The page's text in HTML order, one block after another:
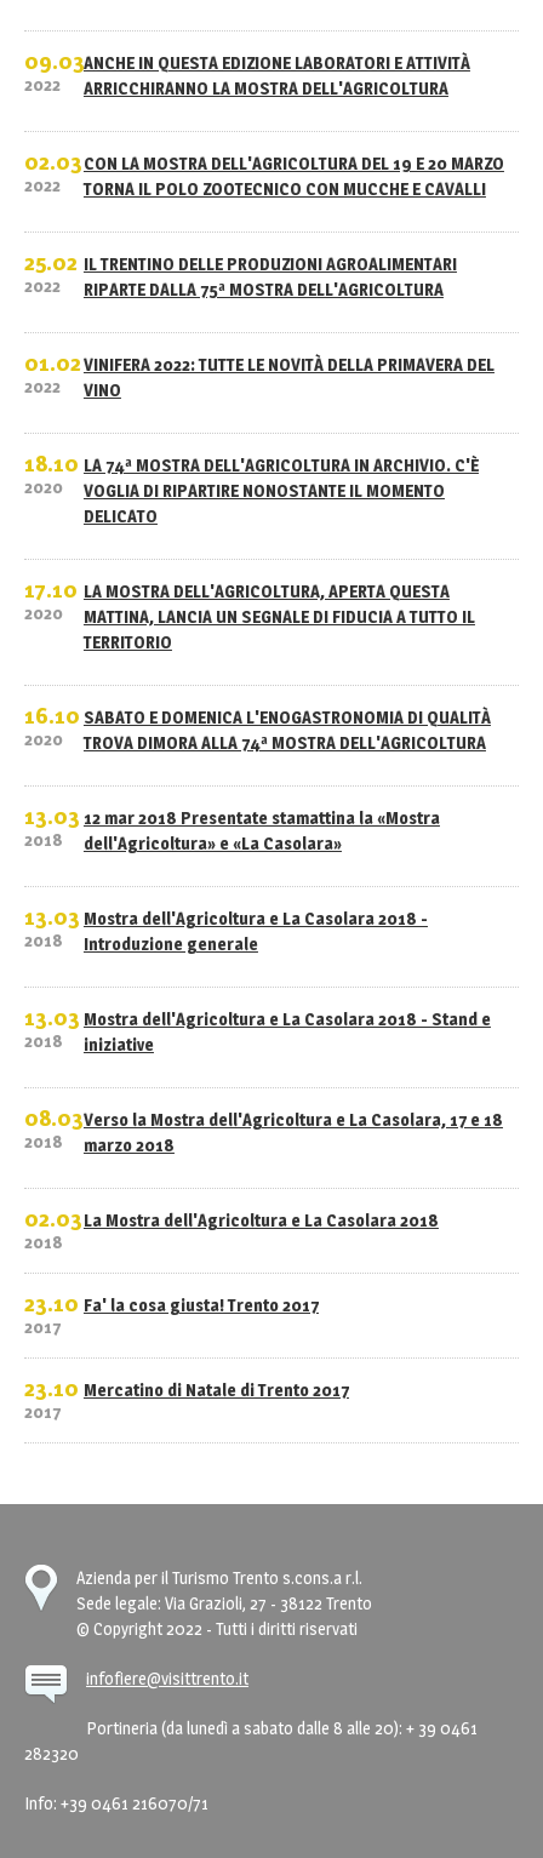
09.03
2022
ANCHE IN QUESTA EDIZIONE LABORATORI E ATTIVITÀ
ARRICCHIRANNO LA MOSTRA DELL'AGRICOLTURA
02.03
2022
CON LA MOSTRA DELL'AGRICOLTURA DEL 19 E 20 MARZO
TORNA IL POLO ZOOTECNICO CON MUCCHE E CAVALLI
25.02
2022
IL TRENTINO DELLE PRODUZIONI AGROALIMENTARI
RIPARTE DALLA 75ª MOSTRA DELL'AGRICOLTURA
01.02
2022
VINIFERA 2022: TUTTE LE NOVITÀ DELLA PRIMAVERA DEL
VINO
18.10
2020
LA 74ª MOSTRA DELL'AGRICOLTURA IN ARCHIVIO. C'È
VOGLIA DI RIPARTIRE NONOSTANTE IL MOMENTO
DELICATO
17.10
2020
LA MOSTRA DELL'AGRICOLTURA, APERTA QUESTA
MATTINA, LANCIA UN SEGNALE DI FIDUCIA A TUTTO IL
TERRITORIO
16.10
2020
SABATO E DOMENICA L'ENOGASTRONOMIA DI QUALITÀ
TROVA DIMORA ALLA 74ª MOSTRA DELL'AGRICOLTURA
13.03
2018
12 mar 2018 Presentate stamattina la «Mostra
dell'Agricoltura» e «La Casolara»
13.03
2018
Mostra dell'Agricoltura e La Casolara 2018 -
Introduzione generale
13.03
2018
Mostra dell'Agricoltura e La Casolara 2018 - Stand e
iniziative
08.03
2018
Verso la Mostra dell'Agricoltura e La Casolara, 17 e 18
marzo 2018
02.03
2018
La Mostra dell'Agricoltura e La Casolara 2018
23.10
2017
Fa' la cosa giusta! Trento 2017
23.10
2017
Mercatino di Natale di Trento 2017
Azienda per il Turismo Trento s.cons.a r.l.
Sede legale: Via Grazioli, 27 - 38122 Trento
© Copyright 2022 - Tutti i diritti riservati
infofiere@visittrento.it
Portineria (da lunedì a sabato dalle 8 alle 20): + 39 0461
282320
Info: +39 0461 216070/71